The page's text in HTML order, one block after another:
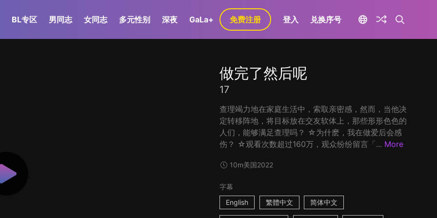
BL专区 男同志 女同志 多元性别 深夜 GaLa+ 免费注册 登入 兑换序号
做完了然后呢
17
查理竭力地在家庭生活中，索取亲密感，然而，当他决
定转移阵地，将目标放在交友软体上，那些形形色色的
人们，能够满足查理吗？ ☆为什麽，我在做爱后会感
伤？ ☆观看次数超过160万，观众纷纷留言「... More
10m美国2022
字幕
English
繁體中文 简体中文